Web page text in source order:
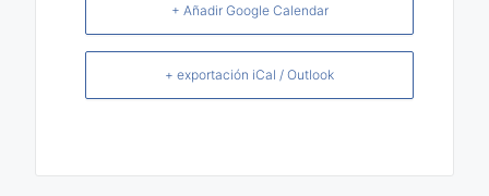
+ Añadir Google Calendar
+ exportación iCal / Outlook